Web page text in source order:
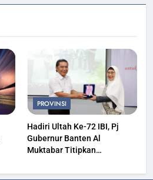
PROVINSI
Hadiri Ultah Ke-72 IBI, Pj
Gubernur Banten Al
Muktabar Titipkan